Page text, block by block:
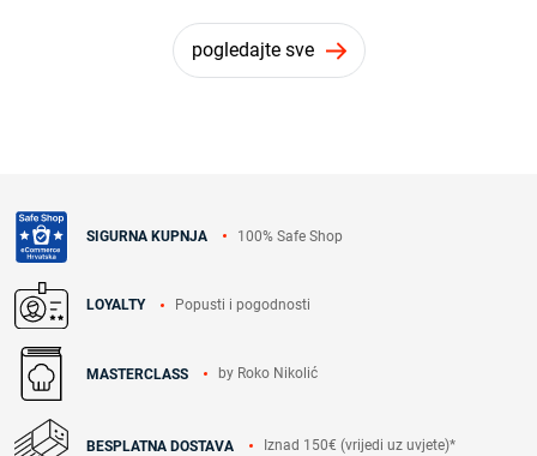
pogledajte sve
SIGURNA KUPNJA 100% Safe Shop
LOYALTY Popusti i pogodnosti
MASTERCLASS by Roko Nikolić
BESPLATNA DOSTAVA Iznad 150€ (vrijedi uz uvjete)*